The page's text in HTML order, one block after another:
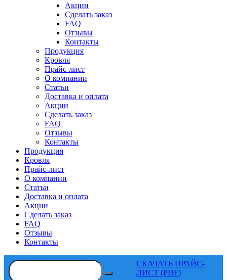
Акции
Сделать заказ
FAQ
Отзывы
Контакты
Продукция
Кровля
Прайс-лист
О компании
Статьи
Доставка и оплата
Акции
Сделать заказ
FAQ
Отзывы
Контакты
Продукция
Кровля
Прайс-лист
О компании
Статьи
Доставка и оплата
Акции
Сделать заказ
FAQ
Отзывы
Контакты
СКАЧАТЬ ПРАЙС-
ЛИСТ (PDF)